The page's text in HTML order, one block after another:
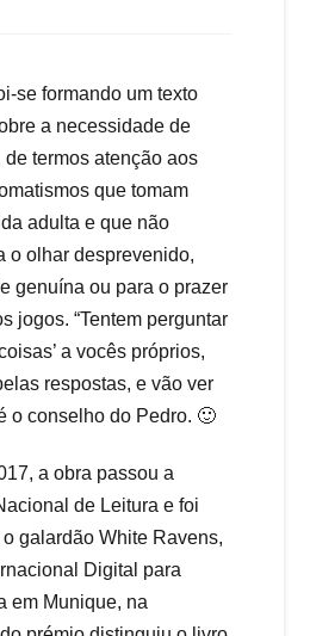
se formando um texto
a necessidade de
termos atenção aos
que tomam
adulta e que não
o olhar desprevenido,
genuína ou para o prazer
jogos. “Tentem perguntar
a vocês próprios,
respostas, e vão ver
o conselho do Pedro. 🙂
a obra passou a
de Leitura e foi
galardão White Ravens,
Digital para
em Munique, na